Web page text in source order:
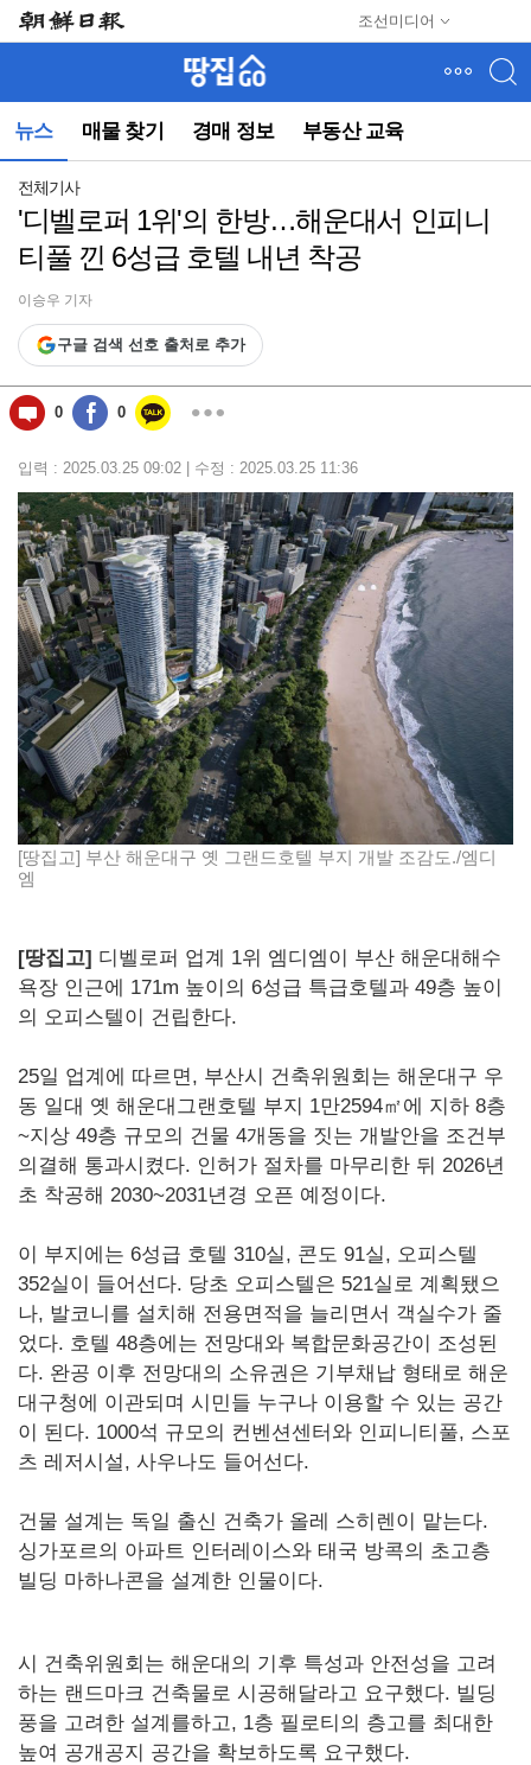
조선미디어
뉴스 매물 찾기 경매 정보 부동산 교육
뉴
(컨
동)
전체기사
'디벨로퍼 1위'의 한방…해운대서 인피니
티풀 낀 6성급 호텔 내년 착공
이승우 기자
구글 검색 선호 출처로 추가
0 0
입력 : 2025.03.25 09:02 | 수정 : 2025.03.25 11:36
[땅집고] 부산 해운대구 옛 그랜드호텔 부지 개발 조감도./엠디
엠
[땅집고] 디벨로퍼 업계 1위 엠디엠이 부산 해운대해수
욕장 인근에 171m 높이의 6성급 특급호텔과 49층 높이
의 오피스텔이 건립한다.
25일 업계에 따르면, 부산시 건축위원회는 해운대구 우
동 일대 옛 해운대그랜호텔 부지 1만2594㎡에 지하 8층
~지상 49층 규모의 건물 4개동을 짓는 개발안을 조건부
의결해 통과시켰다. 인허가 절차를 마무리한 뒤 2026년
초 착공해 2030~2031년경 오픈 예정이다.
이 부지에는 6성급 호텔 310실, 콘도 91실, 오피스텔
352실이 들어선다. 당초 오피스텔은 521실로 계획됐으
나, 발코니를 설치해 전용면적을 늘리면서 객실수가 줄
었다. 호텔 48층에는 전망대와 복합문화공간이 조성된
다. 완공 이후 전망대의 소유권은 기부채납 형태로 해운
대구청에 이관되며 시민들 누구나 이용할 수 있는 공간
이 된다. 1000석 규모의 컨벤션센터와 인피니티풀, 스포
츠 레저시설, 사우나도 들어선다.
건물 설계는 독일 출신 건축가 올레 스히렌이 맡는다.
싱가포르의 아파트 인터레이스와 태국 방콕의 초고층
빌딩 마하나콘을 설계한 인물이다.
시 건축위원회는 해운대의 기후 특성과 안전성을 고려
하는 랜드마크 건축물로 시공해달라고 요구했다. 빌딩
풍을 고려한 설계를하고, 1층 필로티의 층고를 최대한
높여 공개공지 공간을 확보하도록 요구했다.